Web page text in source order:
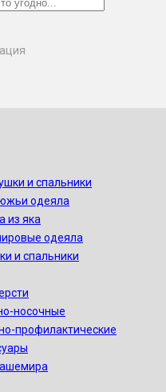
и спальники
одеяла
из яка
одеяла
и спальники
носочные
профилактические